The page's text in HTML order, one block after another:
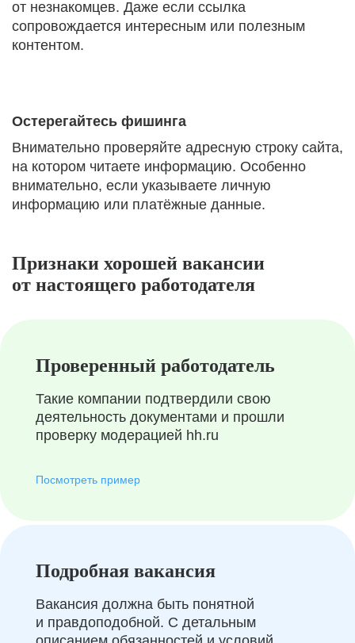
от незнакомцев. Даже если ссылка
сопровождается интересным или полезным
контентом.
Остерегайтесь фишинга
Внимательно проверяйте адресную строку сайта,
на котором читаете информацию. Особенно
внимательно, если указываете личную
информацию или платёжные данные.
Признаки хорошей вакансии
от настоящего работодателя
Проверенный работодатель
Такие компании подтвердили свою
деятельность документами и прошли
проверку модерацией hh.ru
Посмотреть пример
Подробная вакансия
Вакансия должна быть понятной
и правдоподобной. С детальным